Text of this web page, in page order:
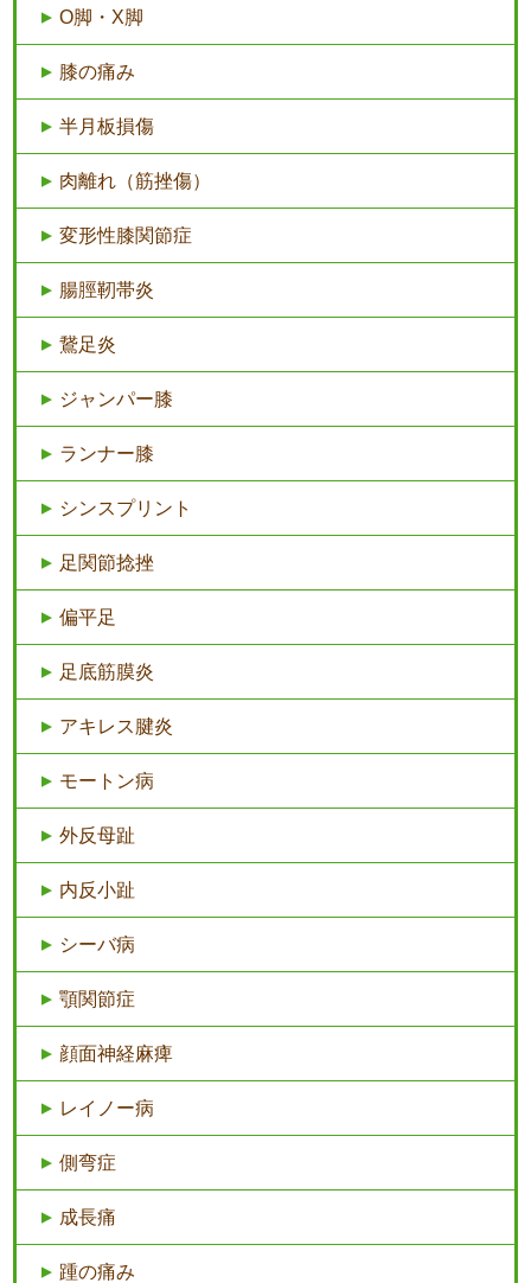
O脚・X脚
膝の痛み
半月板損傷
肉離れ（筋挫傷）
変形性膝関節症
腸脛靭帯炎
鵞足炎
ジャンパー膝
ランナー膝
シンスプリント
足関節捻挫
偏平足
足底筋膜炎
アキレス腱炎
モートン病
外反母趾
内反小趾
シーバ病
顎関節症
顔面神経麻痺
レイノー病
側弯症
成長痛
踵の痛み